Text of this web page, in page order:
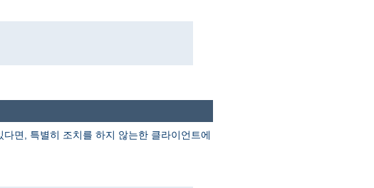
면, 특별히 조치를 하지 않는한 클라이언트에